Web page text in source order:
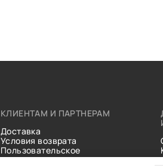
КЛИЕНТАМ И ПАРТНЕРАМ
Доставка
Условия возврата
Пользовательское
соглашение